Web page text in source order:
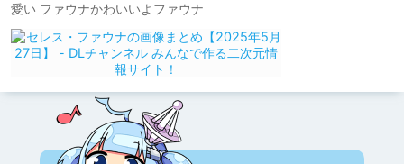
愛い ファウナかわいいよファウナ